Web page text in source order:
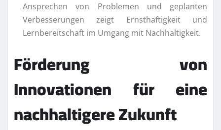
Ansprechen von Problemen und geplanten
Verbesserungen zeigt Ernsthaftigkeit und
Lernbereitschaft im Umgang mit Nachhaltigkeit.
Förderung von
Innovationen für eine
nachhaltigere Zukunft